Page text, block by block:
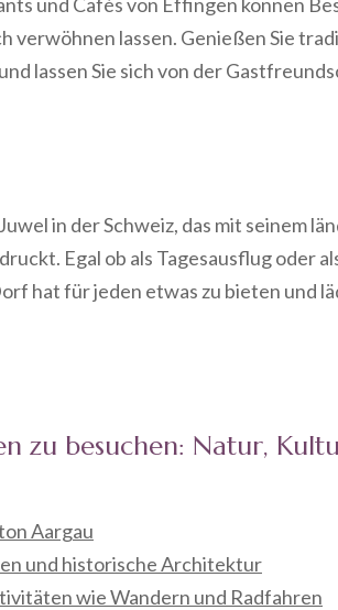
verwöhnen lassen. Genießen Sie
lassen Sie sich von der
in der Schweiz, das mit seinem
Egal ob als Tagesausflug oder
hat für jeden etwas zu bieten und
zu besuchen: Natur,
Aargau
und historische Architektur
wie Wandern und Radfahren